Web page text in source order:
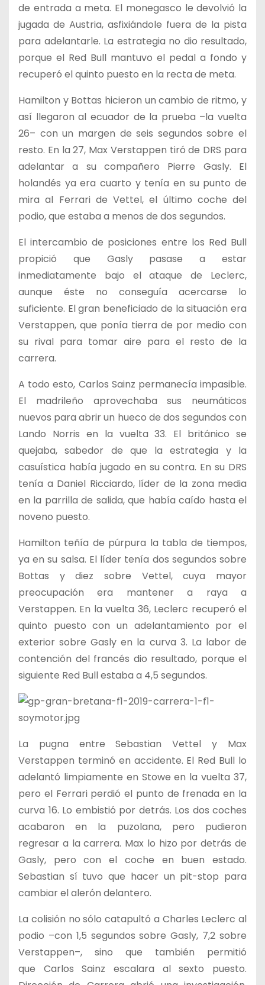
de entrada a meta. El monegasco le devolvió la
jugada de Austria, asfixiándole fuera de la pista
para adelantarle. La estrategia no dio resultado,
porque el Red Bull mantuvo el pedal a fondo y
recuperó el quinto puesto en la recta de meta.
Hamilton y Bottas hicieron un cambio de ritmo, y
así llegaron al ecuador de la prueba –la vuelta
26– con un margen de seis segundos sobre el
resto. En la 27, Max Verstappen tiró de DRS para
adelantar a su compañero Pierre Gasly. El
holandés ya era cuarto y tenía en su punto de
mira al Ferrari de Vettel, el último coche del
podio, que estaba a menos de dos segundos.
El intercambio de posiciones entre los Red Bull
propició que Gasly pasase a estar
inmediatamente bajo el ataque de Leclerc,
aunque éste no conseguía acercarse lo
suficiente. El gran beneficiado de la situación era
Verstappen, que ponía tierra de por medio con
su rival para tomar aire para el resto de la
carrera.
A todo esto, Carlos Sainz permanecía impasible.
El madrileño aprovechaba sus neumáticos
nuevos para abrir un hueco de dos segundos con
Lando Norris en la vuelta 33. El británico se
quejaba, sabedor de que la estrategia y la
casuística había jugado en su contra. En su DRS
tenía a Daniel Ricciardo, líder de la zona media
en la parrilla de salida, que había caído hasta el
noveno puesto.
Hamilton teñía de púrpura la tabla de tiempos,
ya en su salsa. El líder tenía dos segundos sobre
Bottas y diez sobre Vettel, cuya mayor
preocupación era mantener a raya a
Verstappen. En la vuelta 36, Leclerc recuperó el
quinto puesto con un adelantamiento por el
exterior sobre Gasly en la curva 3. La labor de
contención del francés dio resultado, porque el
siguiente Red Bull estaba a 4,5 segundos.
La pugna entre Sebastian Vettel y Max
Verstappen terminó en accidente. El Red Bull lo
adelantó limpiamente en Stowe en la vuelta 37,
pero el Ferrari perdió el punto de frenada en la
curva 16. Lo embistió por detrás. Los dos coches
acabaron en la puzolana, pero pudieron
regresar a la carrera. Max lo hizo por detrás de
Gasly, pero con el coche en buen estado.
Sebastian sí tuvo que hacer un pit-stop para
cambiar el alerón delantero.
La colisión no sólo catapultó a Charles Leclerc al
podio –con 1,5 segundos sobre Gasly, 7,2 sobre
Verstappen–, sino que también permitió
que Carlos Sainz escalara al sexto puesto.